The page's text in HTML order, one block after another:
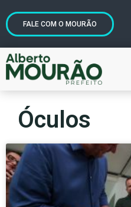
FALE COM O MOURÃO
Óculos